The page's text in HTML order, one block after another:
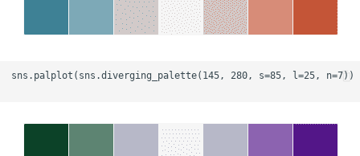
sns.palplot(sns.diverging_palette(145, 280, s=85, l=25, n=7))